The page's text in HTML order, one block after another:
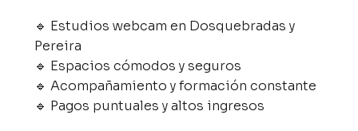
🔹 Estudios webcam en Dosquebradas y
Pereira
🔹 Espacios cómodos y seguros
🔹 Acompañamiento y formación constante
🔹 Pagos puntuales y altos ingresos